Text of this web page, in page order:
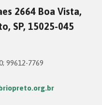
2664 Boa Vista,
SP, 15025-045
99612-7769